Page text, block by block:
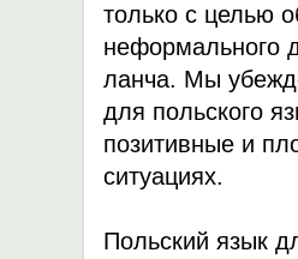
только с целью
неформального
ланча. Мы
для польского
позитивные и
ситуациях.
Польский язык